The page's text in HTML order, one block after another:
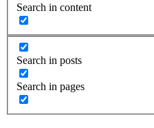
Search in content
Search in posts
Search in pages